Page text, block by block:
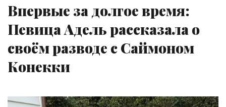
Впервые за долгое время:
Певица Адель рассказала о
своём разводе с Саймоном
Конекки